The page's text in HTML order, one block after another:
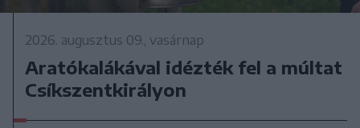
2026. augusztus 09., vasárnap
Aratókalákával idézték fel a múltat
Csíkszentkirályon